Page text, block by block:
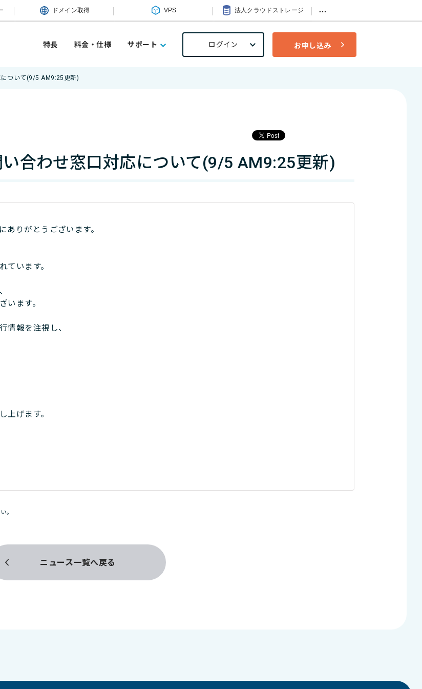
ドメイン取得 VPS 法人クラウドストレージ …
特長 料金・仕様 サポート ログイン お申し込み
ついて(9/5 AM9:25更新)
合わせ窓口対応について(9/5 AM9:25更新)
ありがとうございます。
ています。
います。
情報を注視し、
上げます。
。
ニュース一覧へ戻る